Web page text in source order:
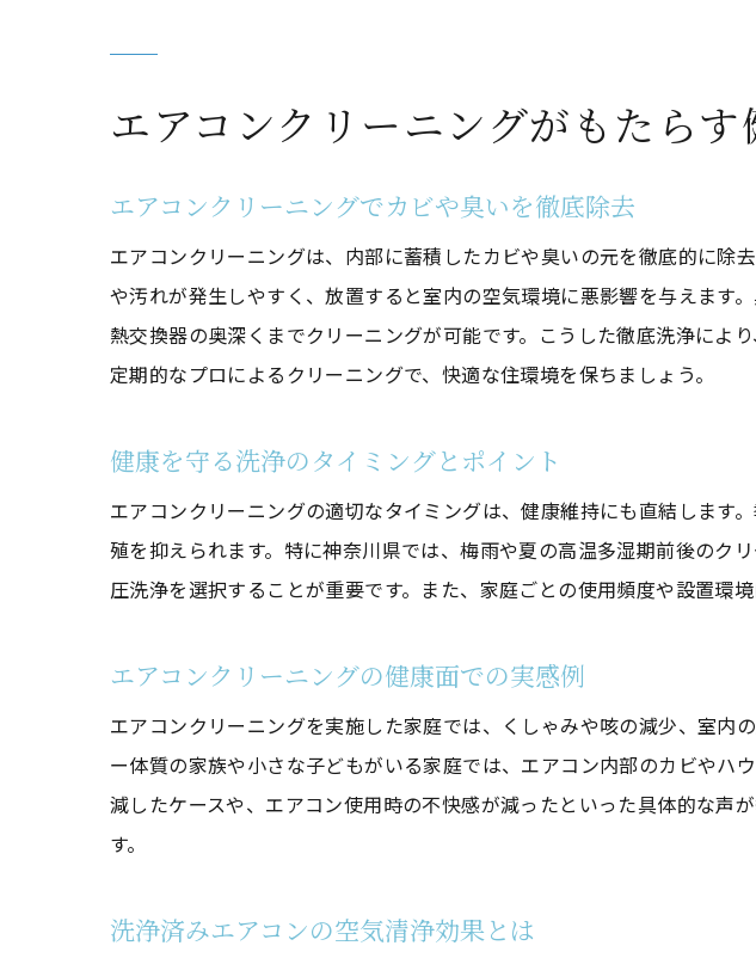
空気環境が変
節電につながるエ
エアコンク
洗浄効果を
効率的な洗浄
神奈川県で安心
信頼できる
エアコンク
神奈川県で
エアコンクリーニングがもたらす
エアコンクリーニングでカビや臭いを徹底除去
エアコンクリーニングは、内部に蓄積したカビや臭いの元を徹底的に
や汚れが発生しやすく、放置すると室内の空気環境に悪影響を与えます
熱交換器の奥深くまでクリーニングが可能です。こうした徹底洗浄によ
定期的なプロによるクリーニングで、快適な住環境を保ちましょう。
健康を守る洗浄のタイミングとポイント
エアコンクリーニングの適切なタイミングは、健康維持にも直結します
殖を抑えられます。特に神奈川県では、梅雨や夏の高温多湿期前後のク
圧洗浄を選択することが重要です。また、家庭ごとの使用頻度や設置環
エアコンクリーニングの健康面での実感例
エアコンクリーニングを実施した家庭では、くしゃみや咳の減少、室内
ー体質の家族や小さな子どもがいる家庭では、エアコン内部のカビや
減したケースや、エアコン使用時の不快感が減ったといった具体的な声
す。
洗浄済みエアコンの空気清浄効果とは